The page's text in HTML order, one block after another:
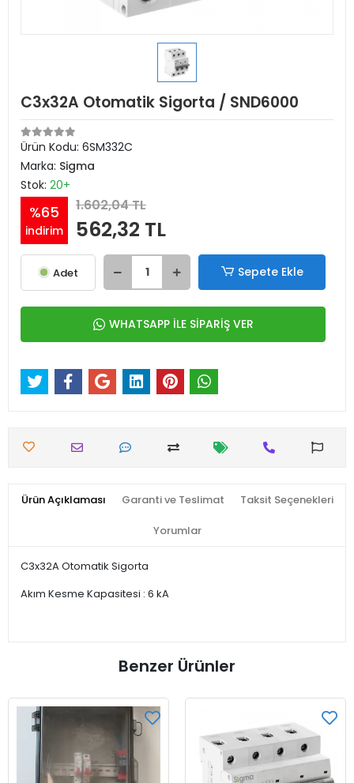
C3x32A Otomatik Sigorta / SND6000
Ürün Kodu: 6SM332C
Marka: Sigma
Stok: 20+
%65
indirim
1.602,04 TL
562,32 TL
Adet Sepete Ekle
WHATSAPP İLE SİPARİŞ VER
Ürün Açıklaması Garanti ve Teslimat Taksit Seçenekleri
Yorumlar
C3x32A Otomatik Sigorta
Akım Kesme Kapasitesi : 6 kA
Benzer Ürünler